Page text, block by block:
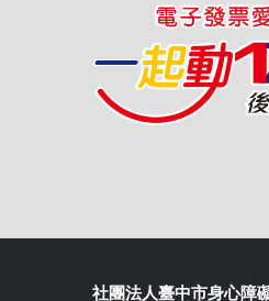
社團法人臺中市身心障